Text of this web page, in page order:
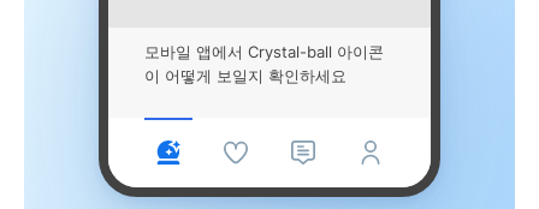
모바일 앱에서 Crystal-ball 아이콘
이 어떻게 보일지 확인하세요